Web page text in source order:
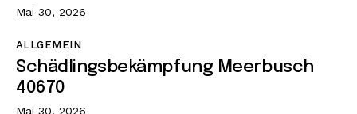
Mai 30, 2026
ALLGEMEIN
Schädlingsbekämpfung Meerbusch
40670
Mai 30, 2026